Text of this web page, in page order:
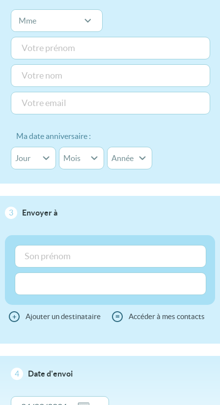
Ma date anniversaire :
3 Envoyer à
+ Ajouter un destinataire ≡ Accéder à mes contacts
4 Date d'envoi